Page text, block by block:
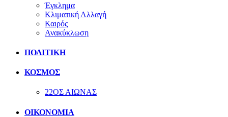
Έγκλημα
Κλιματική Αλλαγή
Καιρός
Ανακύκλωση
ΠΟΛΙΤΙΚΗ
ΚΟΣΜΟΣ
22ΟΣ ΑΙΩΝΑΣ
ΟΙΚΟΝΟΜΙΑ